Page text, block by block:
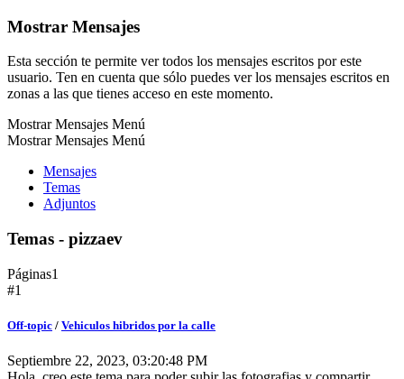
Mostrar Mensajes
Esta sección te permite ver todos los mensajes escritos por este
usuario. Ten en cuenta que sólo puedes ver los mensajes escritos en
zonas a las que tienes acceso en este momento.
Mostrar Mensajes Menú
Mostrar Mensajes Menú
Mensajes
Temas
Adjuntos
Temas - pizzaev
Páginas1
#1
Off-topic / Vehiculos hibridos por la calle
Septiembre 22, 2023, 03:20:48 PM